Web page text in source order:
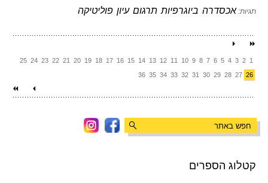
קטלוג הספרים
תגיות: אכסדרה ביוגרפיות תרגום עיון פוליטיקה
1
2
3
4
5
6
7
8
9
10
11
12
13
14
15
16
17
18
19
20
21
22
23
24
25
26
27
28
29
30
31
32
33
34
35
36